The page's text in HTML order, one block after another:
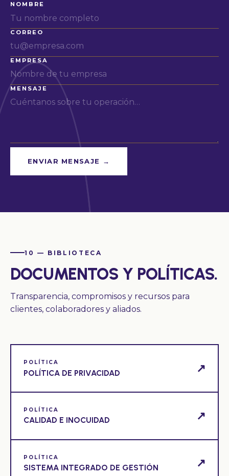
NOMBRE
CORREO
EMPRESA
MENSAJE
ENVIAR MENSAJE →
10 — BIBLIOTECA
DOCUMENTOS Y POLÍTICAS.
Transparencia, compromisos y recursos para
clientes, colaboradores y aliados.
POLÍTICA
POLÍTICA DE PRIVACIDAD ↗
POLÍTICA
CALIDAD E INOCUIDAD ↗
POLÍTICA
SISTEMA INTEGRADO DE GESTIÓN ↗